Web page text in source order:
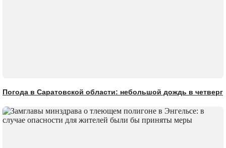
Погода в Саратовской области: небольшой дождь в четверг